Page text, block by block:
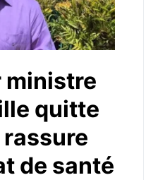
ministre
quitte
rassure
de santé